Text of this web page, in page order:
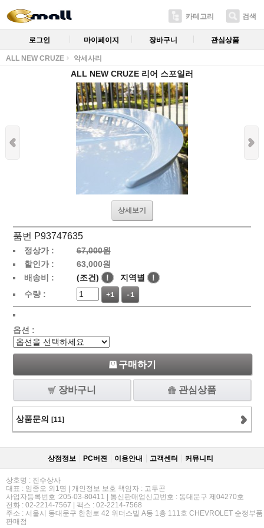
카테고리 검색
로그인 마이페이지 장바구니 관심상품
ALL NEW CRUZE 악세사리
ALL NEW CRUZE 리어 스포일러
상세보기
품번 P93747635
정상가 :
67,000원
할인가 :
63,000원
배송비 :
(조건) ! 지역별
!
수량 :
+1 -1
옵션 :
구매하기
장바구니 관심상품
상품문의 [11]
상점정보 PC버젼 이용안내 고객센터 커뮤니티
상호명 : 진수상사
대표 : 임종오 외1명 | 개인정보 보호 책임자 : 고두곤
사업자등록번호 :205-03-80411 | 통신판매업신고번호 : 동대문구 제04270호
전화 : 02-2214-7567 | 팩스 : 02-2214-7568
주소 : 서울시 동대문구 한천로 42 위더스빌 A동 1층 111호 CHEVROLET 순정부품
판매점